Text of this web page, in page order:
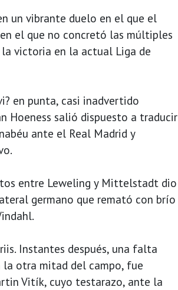
un vibrante duelo en el que el
el que no concretó las múltiples
la victoria en la actual Liga de
en punta, casi inadvertido
Hoeness salió dispuesto a traducir
ante el Real Madrid y
entre Leweling y Mittelstadt dio
germano que remató con brío
Instantes después, una falta
la otra mitad del campo, fue
Vitík, cuyo testarazo, ante la